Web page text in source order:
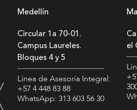
Medellín
Circular 1a 70-01.
Campus Laureles.
Bloques 4 y 5
Línea de Asesoría Integral:
+57 4 448 83 88
WhatsApp: 313 603 56 30
el